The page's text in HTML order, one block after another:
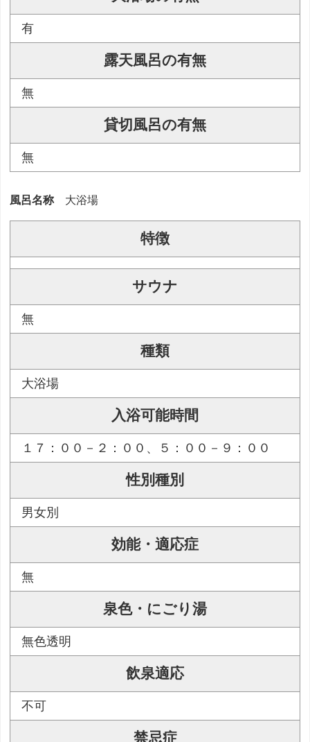
有
露天風呂の有無
無
貸切風呂の有無
無
風呂名称 大浴場
特徴
サウナ
無
種類
大浴場
入浴可能時間
１７：００－２：００、５：００－９：００
性別種別
男女別
効能・適応症
無
泉色・にごり湯
無色透明
飲泉適応
不可
禁忌症